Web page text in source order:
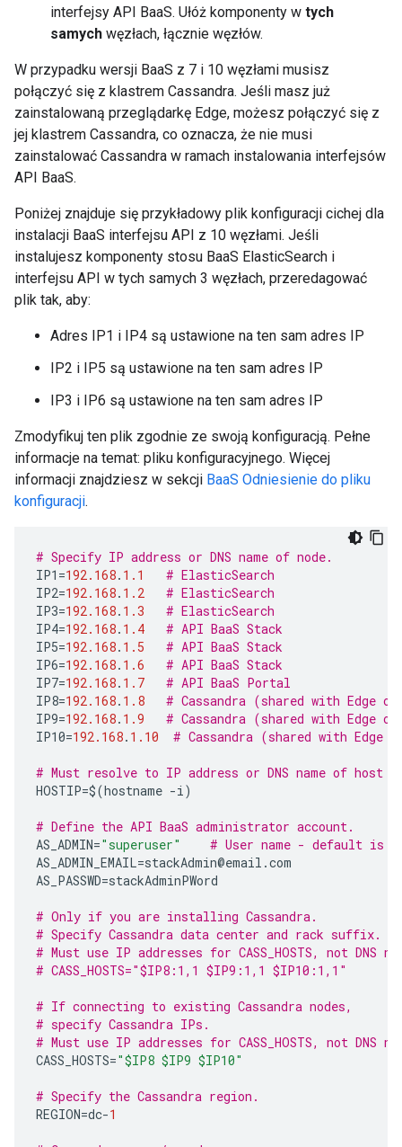
interfejsy API BaaS. Ułóż komponenty w tych
samych węzłach, łącznie węzłów.
W przypadku wersji BaaS z 7 i 10 węzłami musisz
połączyć się z klastrem Cassandra. Jeśli masz już
zainstalowaną przeglądarkę Edge, możesz połączyć się z
jej klastrem Cassandra, co oznacza, że nie musi
zainstalować Cassandra w ramach instalowania interfejsów
API BaaS.
Poniżej znajduje się przykładowy plik konfiguracji cichej dla
instalacji BaaS interfejsu API z 10 węzłami. Jeśli
instalujesz komponenty stosu BaaS ElasticSearch i
interfejsu API w tych samych 3 węzłach, przeredagować
plik tak, aby:
Adres IP1 i IP4 są ustawione na ten sam adres IP
IP2 i IP5 są ustawione na ten sam adres IP
IP3 i IP6 są ustawione na ten sam adres IP
Zmodyfikuj ten plik zgodnie ze swoją konfiguracją. Pełne
informacje na temat: pliku konfiguracyjnego. Więcej
informacji znajdziesz w sekcji BaaS Odniesienie do pliku
konfiguracji.
# Specify IP address or DNS name of node.
IP1 =192.168. 1.1
# ElasticSearch
IP2=192.168. 1.2
# ElasticSearch
IP3=192.168. 1.3
# ElasticSearch
IP4=192.168. 1.4
# API BaaS Stack
IP5=192.168. 1.5
# API BaaS Stack
IP6=192.168. 1.6
# API BaaS Stack
IP7=192.168. 1.7
# API BaaS Portal
IP8=192.168. 1.8
# Cassandra (shared with Edge
IP9=192.168. 1.9
# Cassandra (shared with Edge
IP10=192.168. 1.10 # Cassandra (shared with Edge
# Must resolve to IP address or DNS name of
HOSTIP=$(hostname -i)
# Define the API BaaS administrator account.
AS_ADMIN="superuser"
# User name - default is
AS_ADMIN_EMAIL=stackAdmin@email .com
AS_PASSWD=stackAdminPWord
# Only if you are installing Cassandra.
# Specify Cassandra data center and rack suffix.
# Must use IP addresses for CASS_HOSTS, not DNS
# CASS_HOSTS="$IP8:1,1 $IP9:1,1 $IP10:1,1"
# If connecting to existing Cassandra nodes,
# specify Cassandra IPs.
# Must use IP addresses for CASS_HOSTS, not DNS
CASS_HOSTS="$IP8 $IP9 $IP10"
# Specify the Cassandra region.
REGION=dc-1